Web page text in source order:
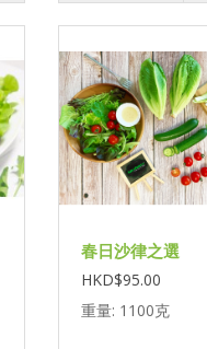
春日沙律之選
HKD$95.00
重量: 1100克